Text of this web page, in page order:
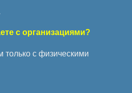
с организациями?
только с физическими